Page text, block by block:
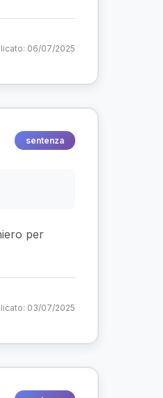
06/07/2025
sentenza
per
03/07/2025